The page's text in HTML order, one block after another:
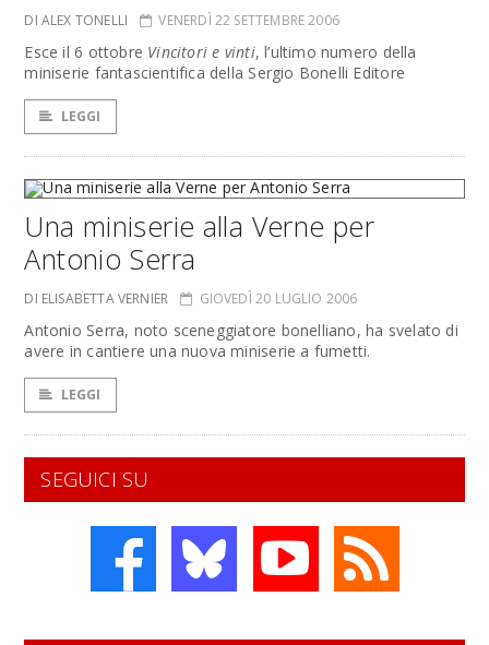
DI ALEX TONELLI VENERDÌ 22 SETTEMBRE 2006
Esce il 6 ottobre Vincitori e vinti, l’ultimo numero della
miniserie fantascientifica della Sergio Bonelli Editore
LEGGI
Una miniserie alla Verne per
Antonio Serra
DI ELISABETTA VERNIER GIOVEDÌ 20 LUGLIO 2006
Antonio Serra, noto sceneggiatore bonelliano, ha svelato di
avere in cantiere una nuova miniserie a fumetti.
LEGGI
SEGUICI SU